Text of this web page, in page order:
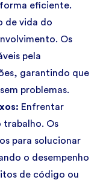
eficiente.
de vida do
Os
pela
garantindo que
problemas.
Enfrentar
trabalho. Os
para solucionar
o desempenho
de código ou